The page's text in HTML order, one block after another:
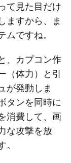
て見た目だけ
ますから、ま
ですね。
、カプコン作
（体力）と引
が発動しま
タンを同時に
消費して、画
な攻撃を放